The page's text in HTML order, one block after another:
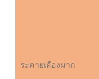
ระคายเคืองมาก